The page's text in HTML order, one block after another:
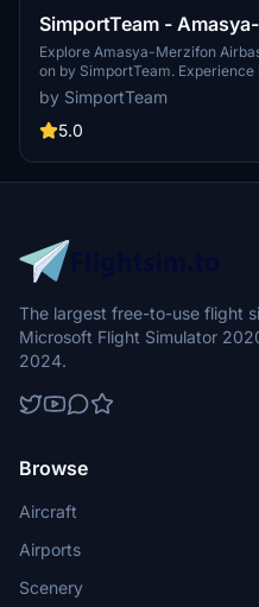
SimportTeam -
Turkey
Explore Amasya-Merzifon
on by SimportTeam.
operations at the 5th Main Jet
and civilian aprons. Learn about
for emergency landings and
by SimportTeam
5.0
The largest free-to-use flight
Microsoft Flight Simulator
2024.
Browse
Aircraft
Airports
Scenery